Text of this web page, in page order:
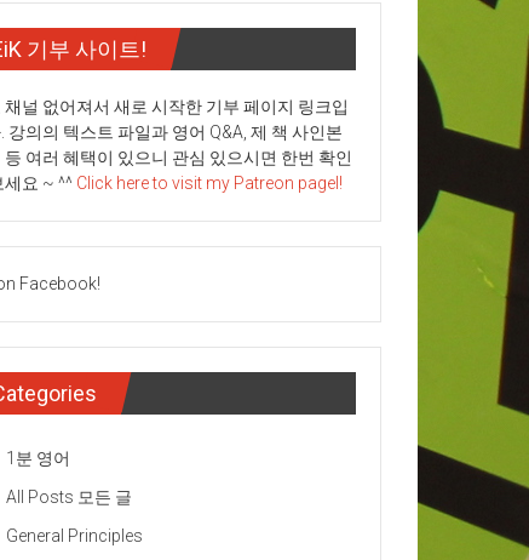
기부 사이트!
채널 없어져서 새로 시작한 기부 페이지 링크입
강의의 텍스트 파일과 영어 Q&A, 제 책 사인본
등 여러 혜택이 있으니 관심 있으시면 한번 확인
세요 ~ ^^ Click here to visit my Patreon pagel!
Facebook!
1분 영어
All Posts 모든 글
General Principles